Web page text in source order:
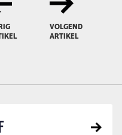
VOLGEND
ARTIKEL